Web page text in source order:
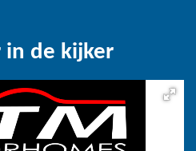
in de kijker